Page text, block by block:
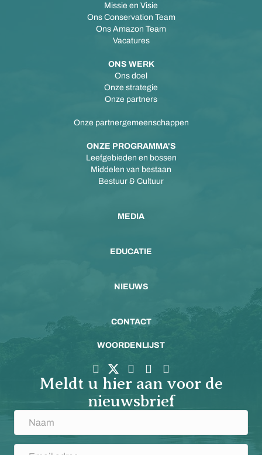
Missie en Visie
Ons Conservation Team
Ons Amazon Team
Vacatures
ONS WERK
Ons doel
Onze strategie
Onze partners
Onze partnergemeenschappen
ONZE PROGRAMMA'S
Leefgebieden en bossen
Middelen van bestaan
Bestuur & Cultuur
MEDIA
EDUCATIE
NIEUWS
CONTACT
WOORDENLIJST
Meldt u hier aan voor de
nieuwsbrief